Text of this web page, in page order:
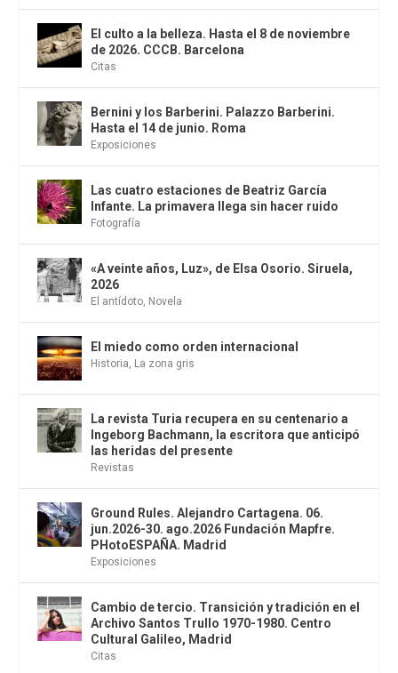
El culto a la belleza. Hasta el 8 de noviembre
de 2026. CCCB. Barcelona
Citas
Bernini y los Barberini. Palazzo Barberini.
Hasta el 14 de junio. Roma
Exposiciones
Las cuatro estaciones de Beatriz García
Infante. La primavera llega sin hacer ruido
Fotografía
«A veinte años, Luz», de Elsa Osorio. Siruela,
2026
El antídoto, Novela
El miedo como orden internacional
Historia, La zona gris
La revista Turia recupera en su centenario a
Ingeborg Bachmann, la escritora que anticipó
las heridas del presente
Revistas
Ground Rules. Alejandro Cartagena. 06.
jun.2026-30. ago.2026 Fundación Mapfre.
PHotoESPAÑA. Madrid
Exposiciones
Cambio de tercio. Transición y tradición en el
Archivo Santos Trullo 1970-1980. Centro
Cultural Galileo, Madrid
Citas